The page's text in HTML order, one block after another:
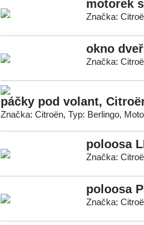
motorek
Značka:
okno
Značka:
páčky pod volant,
Značka: Citroën, Typ: Berlingo,
poloosa
Značka:
poloosa
Značka: